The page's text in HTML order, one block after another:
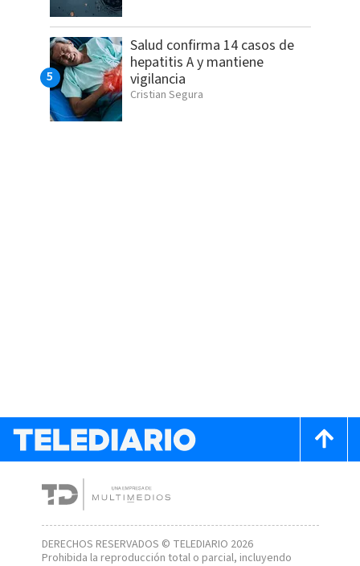
Salud confirma 14 casos de
hepatitis A y mantiene
vigilancia
Cristian Segura
DERECHOS RESERVADOS © TELEDIARIO 2026
Prohibida la reproducción total o parcial, incluyendo